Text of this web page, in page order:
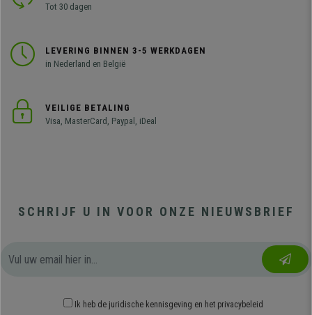
Tot 30 dagen
LEVERING BINNEN 3-5 WERKDAGEN
in Nederland en België
VEILIGE BETALING
Visa, MasterCard, Paypal, iDeal
SCHRIJF U IN VOOR ONZE NIEUWSBRIEF
Ik heb de juridische kennisgeving en het privacybeleid